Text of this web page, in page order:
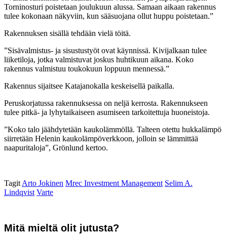
Torninosturi poistetaan joulukuun alussa. Samaan aikaan rakennus
tulee kokonaan näkyviin, kun sääsuojana ollut huppu poistetaan.”
Rakennuksen sisällä tehdään vielä töitä.
”Sisävalmistus- ja sisustustyöt ovat käynnissä. Kivijalkaan tulee
liiketiloja, jotka valmistuvat joskus huhtikuun aikana. Koko
rakennus valmistuu toukokuun loppuun mennessä.”
Rakennus sijaitsee Katajanokalla keskeisellä paikalla.
Peruskorjatussa rakennuksessa on neljä kerrosta. Rakennukseen
tulee pitkä- ja lyhytaikaiseen asumiseen tarkoitettuja huoneistoja.
”Koko talo jäähdytetään kaukolämmöllä. Talteen otettu hukkalämpö
siirretään Helenin kaukolämpöverkkoon, jolloin se lämmittää
naapuritaloja”, Grönlund kertoo.
Tagit Arto Jokinen Mrec Investment Management Selim A.
Lindqvist Varte
Mitä mieltä olit jutusta?